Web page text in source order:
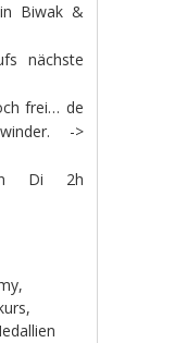
Biwak &
nächste
frei… de
->
Di 2h
,
,